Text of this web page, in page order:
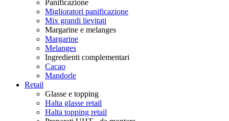
Panificazione
Miglioratori panificazione
Mix grandi lievitati
Margarine e melanges
Margarine
Melanges
Ingredienti complementari
Cacao
Mandorle
Retail
Glasse e topping
Halta glasse retail
Halta topping retail